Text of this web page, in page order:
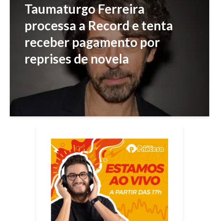
Taumaturgo Ferreira
processa a Record e tenta
receber pagamento por
reprises de novela